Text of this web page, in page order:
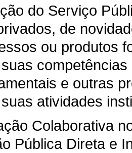
do Serviço
de
ou produtos
e outras
atividades
Colaborativa
Pública Direta e